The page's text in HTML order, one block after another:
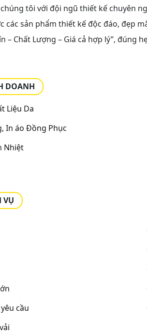
tôi với đội ngũ thiết kế chuyên
các sản phẩm thiết kế độc đáo, đẹp
– Chất Lượng – Giá cả hợp lý”, đúng
DOANH
Liệu Da
In áo Đồng Phục
Nhiệt
VỤ
cầu